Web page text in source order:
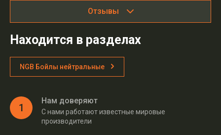
Отзывы
Находится в разделах
NGB Бойлы нейтральные
1
Нам доверяют
С нами работают известные мировые
производители